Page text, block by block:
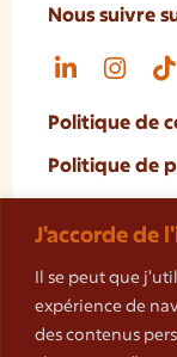
J'accorde de
Il se peut que
expérience de
des contenus
Nous suivre
Politique de
Politique de
Mentions
Cookies
Règlement
Charte